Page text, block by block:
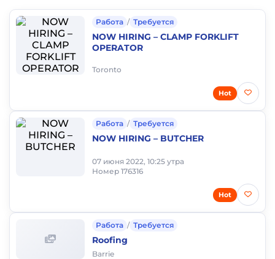
Работа / Требуется
NOW HIRING – CLAMP FORKLIFT
OPERATOR
Toronto
Hot
Работа / Требуется
NOW HIRING – BUTCHER
07 июня 2022, 10:25 утра
Номер 176316
Hot
Работа / Требуется
Roofing
Barrie